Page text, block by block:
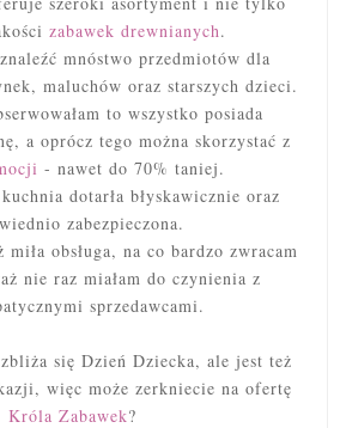
zabawek drewnianych.
mnóstwo przedmiotów dla
maluchów oraz starszych dzieci.
to wszystko posiada
a oprócz tego można skorzystać z
- nawet do 70% taniej.
dotarła błyskawicznie oraz
zabezpieczona.
obsługa, na co bardzo zwracam
nie raz miałam do czynienia z
sprzedawcami.
się Dzień Dziecka, ale jest też
więc może zerkniecie na ofertę
Króla Zabawek?